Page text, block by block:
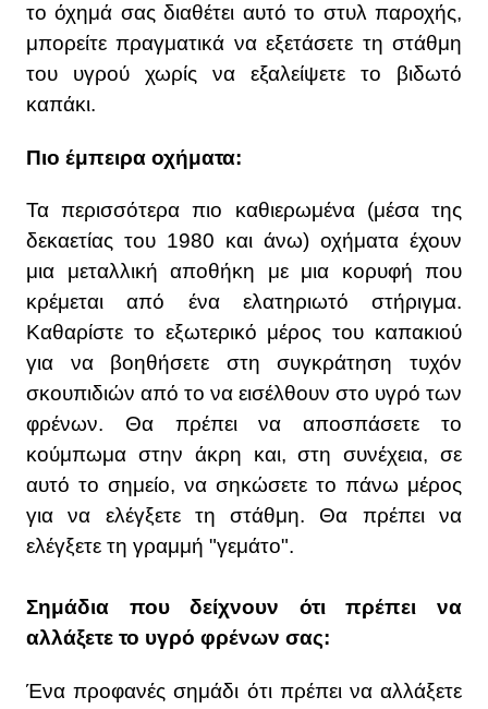
το όχημά σας διαθέτει αυτό το στυλ παροχής,
μπορείτε πραγματικά να εξετάσετε τη στάθμη
του υγρού χωρίς να εξαλείψετε το βιδωτό
καπάκι.
Πιο έμπειρα οχήματα:
Τα περισσότερα πιο καθιερωμένα (μέσα της
δεκαετίας του 1980 και άνω) οχήματα έχουν
μια μεταλλική αποθήκη με μια κορυφή που
κρέμεται από ένα ελατηριωτό στήριγμα.
Καθαρίστε το εξωτερικό μέρος του καπακιού
για να βοηθήσετε στη συγκράτηση τυχόν
σκουπιδιών από το να εισέλθουν στο υγρό των
φρένων. Θα πρέπει να αποσπάσετε το
κούμπωμα στην άκρη και, στη συνέχεια, σε
αυτό το σημείο, να σηκώσετε το πάνω μέρος
για να ελέγξετε τη στάθμη. Θα πρέπει να
ελέγξετε τη γραμμή "γεμάτο".
Σημάδια που δείχνουν ότι πρέπει να
αλλάξετε το υγρό φρένων σας:
Ένα προφανές σημάδι ότι πρέπει να αλλάξετε